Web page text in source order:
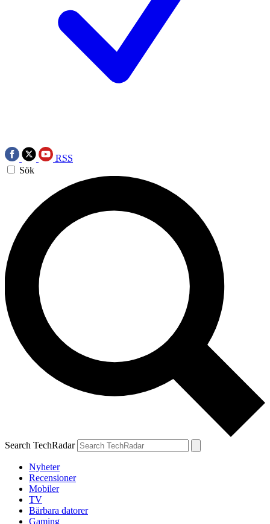
RSS
Sök
Search TechRadar
Nyheter
Recensioner
Mobiler
TV
Bärbara datorer
Gaming